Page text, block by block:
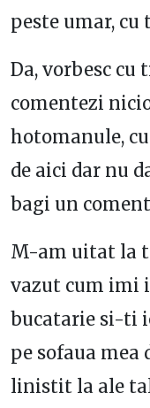
peste umar, cu
Da, vorbesc
comentezi
hotomanule,
de aici dar nu
bagi un
M-am uitat la
vazut cum imi
bucatarie si-ti
pe sofaua mea
linistit la ale